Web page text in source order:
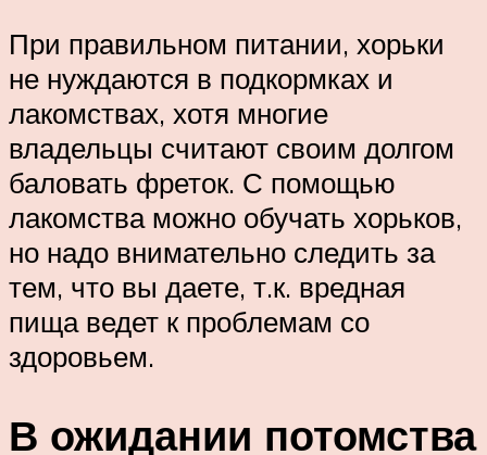
При правильном питании, хорьки
не нуждаются в подкормках и
лакомствах, хотя многие
владельцы считают своим долгом
баловать фреток. С помощью
лакомства можно обучать хорьков,
но надо внимательно следить за
тем, что вы даете, т.к. вредная
пища ведет к проблемам со
здоровьем.
В ожидании потомства